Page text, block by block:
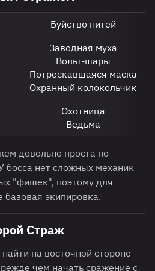
Буйство нитей
Заводная муха
Вольт-шары
Потрескавшаяся маска
Охранный колокольчик
Охотница
Ведьма
довольно проста по
босса нет сложных механик
"фишек", поэтому для
экипировка.
Страж
на восточной стороне
чем начать сражение с